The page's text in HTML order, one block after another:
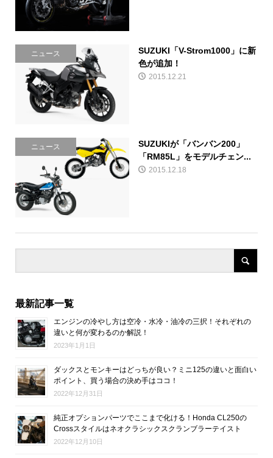
ニュース
SUZUKI「V-Strom1000」に新
色が追加！
2015.12.21
ニュース
SUZUKIが「バンバン200」
「RM85L」をモデルチェン...
2015.12.18
最新記事一覧
エンジンの冷やし方は空冷・水冷・油冷の三択！それぞれの
違いと何が変わるのか解説！
2023年1月1日
ダックスとモンキーはどっちが良い？ミニ125の違いと面白い
ポイント、買う場合の決め手はココ！
2022年12月31日
純正オプションパーツでここまで化ける！Honda CL250の
Crossスタイルはネオクラシックスクランブラーテイスト
2022年12月10日